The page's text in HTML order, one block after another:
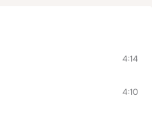
4:14
4:10